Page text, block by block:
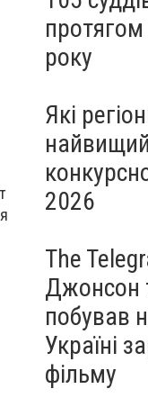
протягом
року
Які
2026
The
Джонсон
побував
Україні
фільму